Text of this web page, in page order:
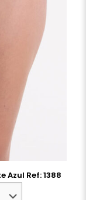
Azul Ref: 1388